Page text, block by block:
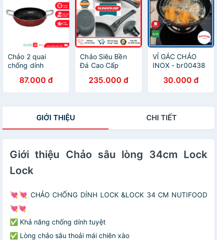
Chảo 2 quai
chống dính
Size 18 20 22 24
26 28 30 CM
87.000 đ
Chảo Siêu Bền
Đá Cao Cấp
Hàng Chính Hãng
235.000 đ
VỈ GÁC CHẢO
INOX - br00438
30.000 đ
GIỚI THIỆU CHI TIẾT
Giới thiệu Chảo sâu lòng 34cm Lock
Lock
💘💘 CHẢO CHỐNG DÍNH LOCK &LOCK 34 CM NUTIFOOD
💘💘
✅ Khả năng chống dính tuyệt
✅ Lòng chảo sâu thoải mái chiên xào